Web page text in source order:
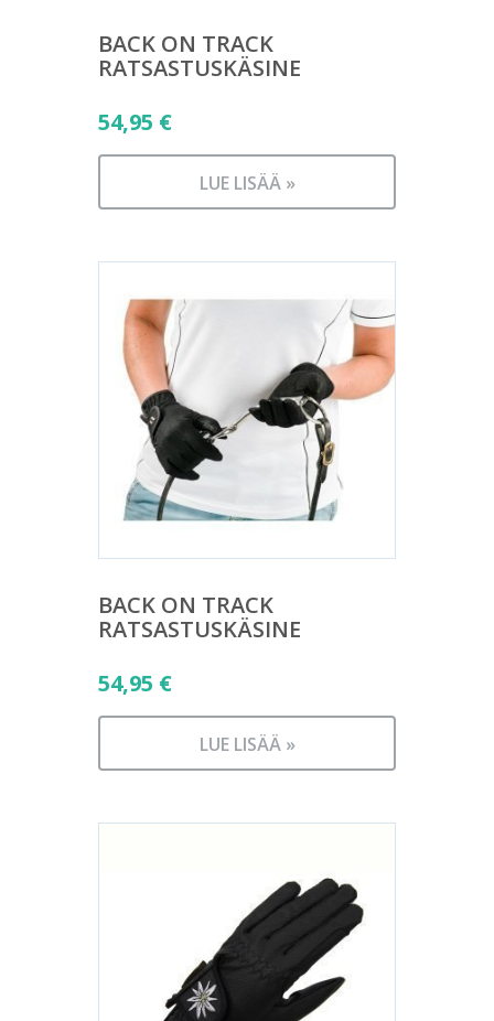
BACK ON TRACK
RATSASTUSKÄSINE
54,95 €
LUE LISÄÄ »
BACK ON TRACK
RATSASTUSKÄSINE
54,95 €
LUE LISÄÄ »